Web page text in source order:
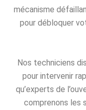
mécanisme
pour débloquer
Nos techniciens
pour intervenir
qu’experts de
comprenons les